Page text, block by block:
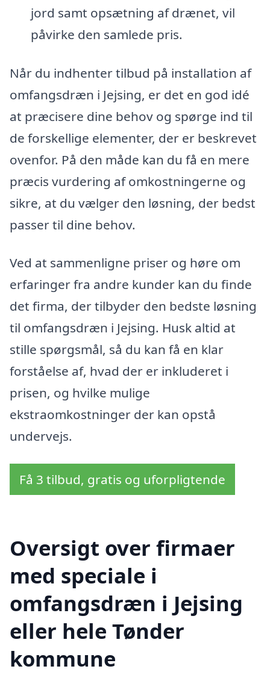
jord samt opsætning af drænet, vil
påvirke den samlede pris.
Når du indhenter tilbud på installation af
omfangsdræn i Jejsing, er det en god idé
at præcisere dine behov og spørge ind til
de forskellige elementer, der er beskrevet
ovenfor. På den måde kan du få en mere
præcis vurdering af omkostningerne og
sikre, at du vælger den løsning, der bedst
passer til dine behov.
Ved at sammenligne priser og høre om
erfaringer fra andre kunder kan du finde
det firma, der tilbyder den bedste løsning
til omfangsdræn i Jejsing. Husk altid at
stille spørgsmål, så du kan få en klar
forståelse af, hvad der er inkluderet i
prisen, og hvilke mulige
ekstraomkostninger der kan opstå
undervejs.
Få 3 tilbud, gratis og uforpligtende
Oversigt over firmaer
med speciale i
omfangsdræn i Jejsing
eller hele Tønder
kommune